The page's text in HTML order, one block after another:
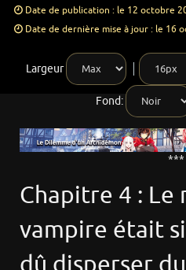
Date de publication : le 12 octobre
Date de dernière mise à jour : le 16
Largeur
Fond:
***
Chapitre 4 : Le
vampire était